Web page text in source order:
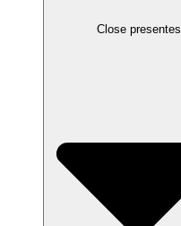
Close presentes